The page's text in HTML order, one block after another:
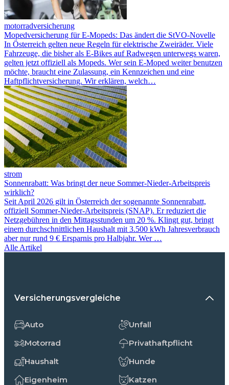
motorradversicherung
Mopedversicherung für E-Mopeds: Das ändert die StVO-Novelle
In Österreich gelten neue Regeln für elektrische Zweiräder. Viele
Fahrzeuge, die bisher als E-Bikes auf Radwegen unterwegs waren,
gelten jetzt offiziell als Mopeds. Wer sein E-Moped weiter benutzen
möchte, braucht eine Zulassung, ein Kennzeichen und eine
Haftpflichtversicherung. Wir erklären, welch…
strom
Sonnenrabatt: Was bringt der neue Sommer-Nieder-Arbeitspreis
wirklich?
Seit April 2026 gilt in Österreich der sogenannte Sonnenrabatt,
offiziell Sommer-Nieder-Arbeitspreis (SNAP). Er reduziert die
Netzgebühren in den Mittagsstunden um 20 %. Klingt gut, bringt
einem durchschnittlichen Haushalt mit 3.500 kWh Jahresverbrauch
aber nur rund 9 € Ersparnis pro Halbjahr. Wer …
Alle Artikel
Versicherungsvergleiche
Auto
Motorrad
Haushalt
Eigenheim
Unfall
Privathaftpflicht
Hunde
Katzen